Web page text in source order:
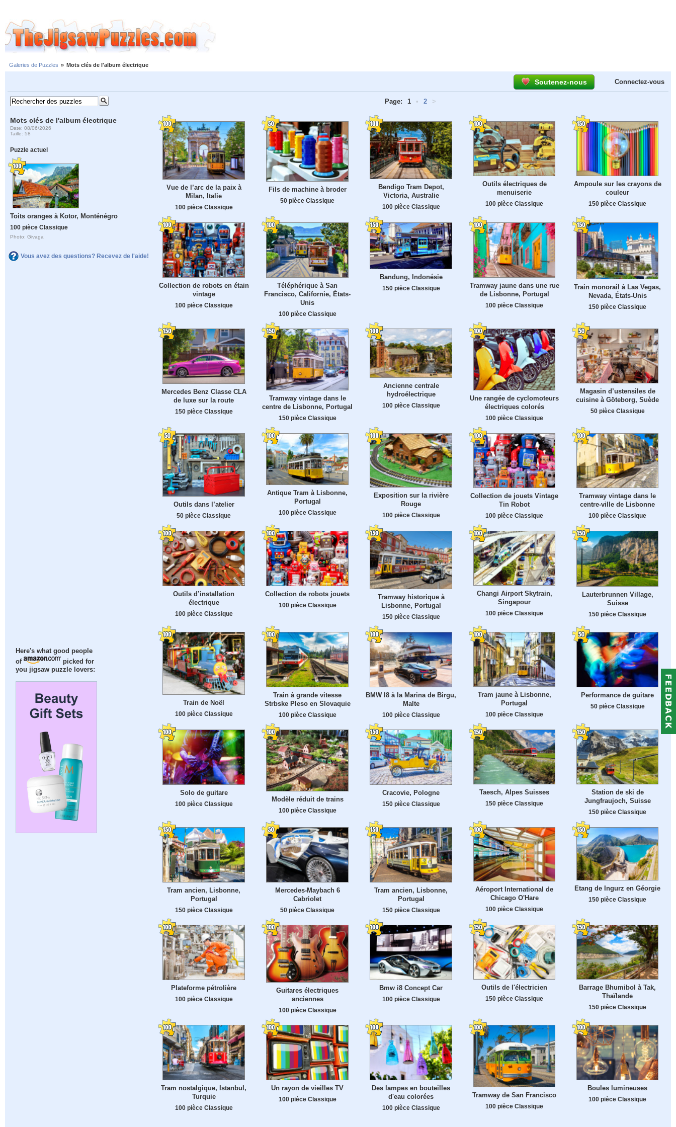
Galeries de Puzzles » Mots clés de l'album électrique
Soutenez-nous Connectez-vous
Mots clés de l'album électrique
Date: 08/06/2026
Taille: 58
Puzzle actuel
Toits oranges à Kotor, Monténégro
100 pièce Classique
Photo: Givaga
Vous avez des questions? Recevez de l'aide!
Here's what good people
of
picked for
you jigsaw puzzle lovers:
Page: 1 • 2 >
Vue de l’arc de la paix à
Milan, Italie
100 pièce Classique
Fils de machine à broder
50 pièce Classique
Bendigo Tram Depot,
Victoria, Australie
100 pièce Classique
Outils électriques de
menuiserie
100 pièce Classique
Ampoule sur les crayons de
couleur
150 pièce Classique
Collection de robots en étain
vintage
100 pièce Classique
Téléphérique à San
Francisco, Californie, États-
Unis
100 pièce Classique
Bandung, Indonésie
150 pièce Classique
Tramway jaune dans une rue
de Lisbonne, Portugal
100 pièce Classique
Train monorail à Las Vegas,
Nevada, États-Unis
150 pièce Classique
Mercedes Benz Classe CLA
de luxe sur la route
150 pièce Classique
Tramway vintage dans le
centre de Lisbonne, Portugal
150 pièce Classique
Ancienne centrale
hydroélectrique
100 pièce Classique
Une rangée de cyclomoteurs
électriques colorés
100 pièce Classique
Magasin d’ustensiles de
cuisine à Göteborg, Suède
50 pièce Classique
Outils dans l’atelier
50 pièce Classique
Antique Tram à Lisbonne,
Portugal
100 pièce Classique
Exposition sur la rivière
Rouge
100 pièce Classique
Collection de jouets Vintage
Tin Robot
100 pièce Classique
Tramway vintage dans le
centre-ville de Lisbonne
100 pièce Classique
Outils d’installation
électrique
100 pièce Classique
Collection de robots jouets
100 pièce Classique
Tramway historique à
Lisbonne, Portugal
150 pièce Classique
Changi Airport Skytrain,
Singapour
100 pièce Classique
Lauterbrunnen Village,
Suisse
150 pièce Classique
Train de Noël
100 pièce Classique
Train à grande vitesse
Strbske Pleso en Slovaquie
100 pièce Classique
BMW I8 à la Marina de Birgu,
Malte
100 pièce Classique
Tram jaune à Lisbonne,
Portugal
100 pièce Classique
Performance de guitare
50 pièce Classique
Solo de guitare
100 pièce Classique
Modèle réduit de trains
100 pièce Classique
Cracovie, Pologne
150 pièce Classique
Taesch, Alpes Suisses
150 pièce Classique
Station de ski de
Jungfraujoch, Suisse
150 pièce Classique
Tram ancien, Lisbonne,
Portugal
150 pièce Classique
Mercedes-Maybach 6
Cabriolet
50 pièce Classique
Tram ancien, Lisbonne,
Portugal
150 pièce Classique
Aéroport International de
Chicago O'Hare
100 pièce Classique
Etang de Ingurz en Géorgie
150 pièce Classique
Plateforme pétrolière
100 pièce Classique
Guitares électriques
anciennes
100 pièce Classique
Bmw i8 Concept Car
100 pièce Classique
Outils de l'électricien
150 pièce Classique
Barrage Bhumibol à Tak,
Thaïlande
150 pièce Classique
Tram nostalgique, Istanbul,
Turquie
100 pièce Classique
Un rayon de vieilles TV
100 pièce Classique
Des lampes en bouteilles
d'eau colorées
100 pièce Classique
Tramway de San Francisco
100 pièce Classique
Boules lumineuses
100 pièce Classique